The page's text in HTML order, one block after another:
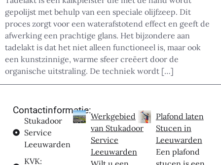
gepolijst met behulp van een speciale olijfzeep. Dit
proces zorgt voor een waterafstotend effect en geeft de
afwerking een prachtige glans. Het bijzondere aan
tadelakt is dat het niet alleen functioneel is, maar ook
een kunstzinnige, warme sfeer creëert door de
organische uitstraling. De techniek wordt […]
Contactinformatie:
Stukadoor
Service
Leeuwarden
KVK:
Werkgebied
van Stukadoor
Service
Leeuwarden
Plafond laten
Stucen in
Leeuwarden
Een plafond